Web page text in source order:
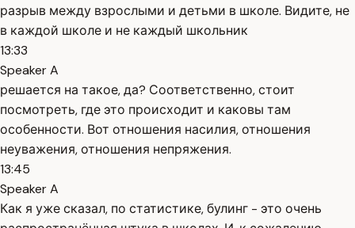
разрыв между взрослыми и детьми в школе. Видите, не
в каждой школе и не каждый школьник
13:33
Speaker A
решается на такое, да? Соответственно, стоит
посмотреть, где это происходит и каковы там
особенности. Вот отношения насилия, отношения
неуважения, отношения непряжения.
13:45
Speaker A
Как я уже сказал, по статистике, булинг - это очень